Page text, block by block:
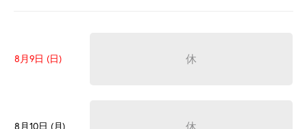
8月9日 (日) 休
8月10日 (月) 休